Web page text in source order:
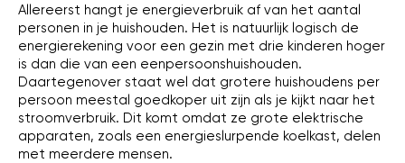
Allereerst hangt je energieverbruik af van het aantal
personen in je huishouden. Het is natuurlijk logisch de
energierekening voor een gezin met drie kinderen hoger
is dan die van een eenpersoonshuishouden.
Daartegenover staat wel dat grotere huishoudens per
persoon meestal goedkoper uit zijn als je kijkt naar het
stroomverbruik. Dit komt omdat ze grote elektrische
apparaten, zoals een energieslurpende koelkast, delen
met meerdere mensen.